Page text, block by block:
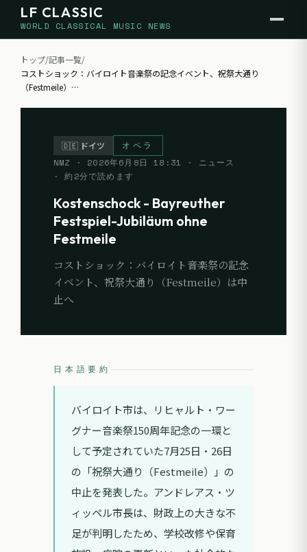
LF CLASSIC
WORLD CLASSICAL MUSIC NEWS
トップ/記事一覧/
コストショック：バイロイト音楽祭の記念イベント、祝祭大通り
（Festmeile） …
🇩🇪 ドイツ
オペラ
NMZ
· 2026年6月8日 18:31 · ニュース
· 約 2分で読めます
Kostenschock - Bayreuther
Festspiel-Jubiläum ohne
Festmeile
コストショック：バイロイト音楽祭の記念
イベント、祝祭大通り（Festmeile）は中
止へ
日本語要約
バイロイト市は、リヒャルト・ワー
グナー音楽祭150周年記念の一環と
して予定されていた7月25日・26日
の「祝祭大通り（Festmeile）」の
中止を発表した。アンドレアス・ツ
ィッペル市長は、財政上の大きな不
足が判明したため、学校改修や保育